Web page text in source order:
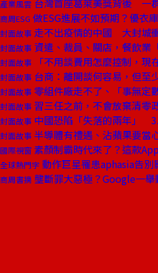
產業風雲 台灣首座葛萊美獎背後 一
商周ESG 做ESG進展不如預期？優衣
封面故事 走不出疫情的中國 大封城
封面故事 資遣、裁員、關店，餐飲業
封面故事 「不用談費用怎麼控制，現
封面故事 台商：離開談何容易，但至
封面故事 零組件廠走不了、「事無定
封面故事 習三任之前，不會放棄清零
封面故事 中國恐陷「失落的兩年」
封面故事 半導體有禮遇、沾蘋果要當
國際視窗 素顏制霸時代來了？這款
全球熱門字 動作巨星罹患aphasia告別
商周書摘 壟斷罪大惡極？Google一